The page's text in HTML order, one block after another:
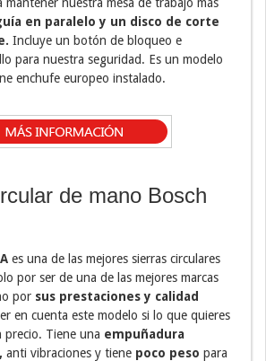
en paralelo y un disco de corte
Incluye un botón de bloqueo e
para nuestra seguridad. Es un modelo
enchufe europeo instalado.
de mano Bosch
es una de las mejores sierras circulares
por ser de una de las mejores marcas
por sus prestaciones y calidad
en cuenta este modelo si lo que quieres
precio. Tiene una empuñadura
anti vibraciones y tiene poco peso para